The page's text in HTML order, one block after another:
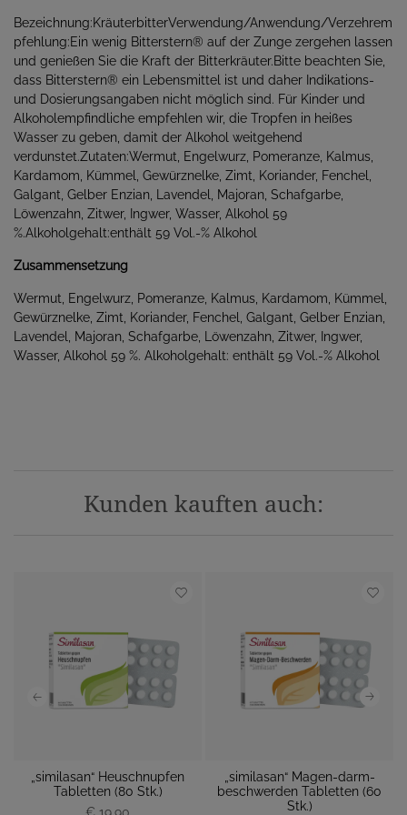
Bezeichnung:KräuterbitterVerwendung/Anwendung/Verzehrem
pfehlung:Ein wenig Bitterstern® auf der Zunge zergehen lassen
und genießen Sie die Kraft der Bitterkräuter.Bitte beachten Sie,
dass Bitterstern® ein Lebensmittel ist und daher Indikations-
und Dosierungsangaben nicht möglich sind. Für Kinder und
Alkoholempfindliche empfehlen wir, die Tropfen in heißes
Wasser zu geben, damit der Alkohol weitgehend
verdunstet.Zutaten:Wermut, Engelwurz, Pomeranze, Kalmus,
Kardamom, Kümmel, Gewürznelke, Zimt, Koriander, Fenchel,
Galgant, Gelber Enzian, Lavendel, Majoran, Schafgarbe,
Löwenzahn, Zitwer, Ingwer, Wasser, Alkohol 59
%.Alkoholgehalt:enthält 59 Vol.-% Alkohol
Zusammensetzung
Wermut, Engelwurz, Pomeranze, Kalmus, Kardamom, Kümmel,
Gewürznelke, Zimt, Koriander, Fenchel, Galgant, Gelber Enzian,
Lavendel, Majoran, Schafgarbe, Löwenzahn, Zitwer, Ingwer,
Wasser, Alkohol 59 %. Alkoholgehalt: enthält 59 Vol.-% Alkohol
Kunden kauften auch:
„similasan“ Heuschnupfen
Tabletten (80 Stk.)
„similasan“ Magen-darm-
beschwerden Tabletten (60
Stk.)